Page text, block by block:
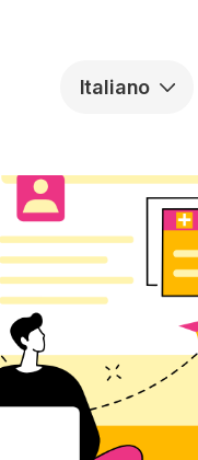
Italiano